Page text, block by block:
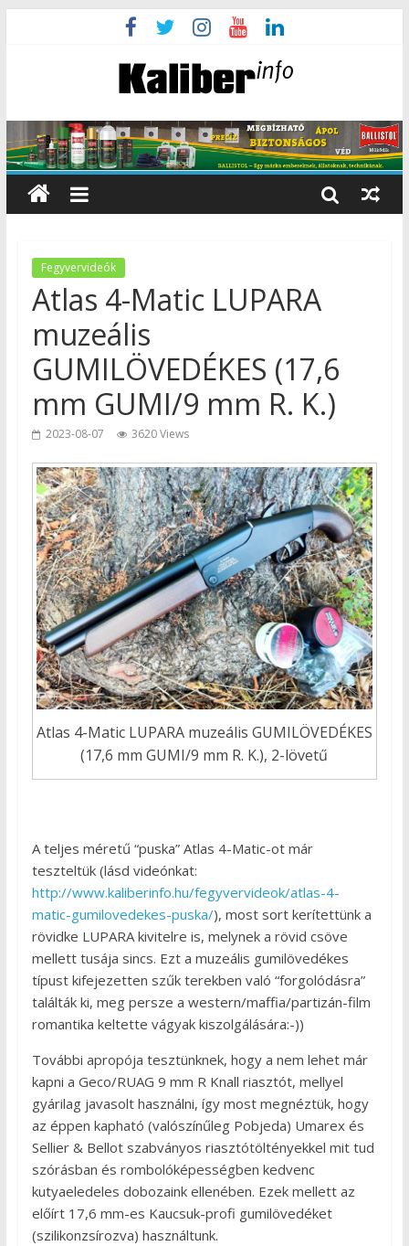
Fegyvervideók
Atlas 4-Matic LUPARA
muzeális
GUMILÖVEDÉKES (17,6
mm GUMI/9 mm R. K.)
2023-08-07 3620 Views
Atlas 4-Matic LUPARA muzeális GUMILÖVEDÉKES
(17,6 mm GUMI/9 mm R. K.), 2-lövetű
A teljes méretű “puska” Atlas 4-Matic-ot már
teszteltük (lásd videónkat:
http://www.kaliberinfo.hu/fegyvervideok/atlas-4-
matic-gumilovedekes-puska/), most sort kerítettünk a
rövidke LUPARA kivitelre is, melynek a rövid csöve
mellett tusája sincs. Ezt a muzeális gumilövedékes
típust kifejezetten szűk terekben való “forgolódásra”
találták ki, meg persze a western/maffia/partizán-film
romantika keltette vágyak kiszolgálására:-))
További apropója tesztünknek, hogy a nem lehet már
kapni a Geco/RUAG 9 mm R Knall riasztót, mellyel
gyárilag javasolt használni, így most megnéztük, hogy
az éppen kapható (valószínűleg Pobjeda) Umarex és
Sellier & Bellot szabványos riasztótöltényekkel mit tud
szórásban és rombolóképességben kedvenc
kutyaeledeles dobozaink ellenében. Ezek mellett az
előírt 17,6 mm-es Kaucsuk-profi gumilövedéket
(szilikonzsírozva) használtunk.